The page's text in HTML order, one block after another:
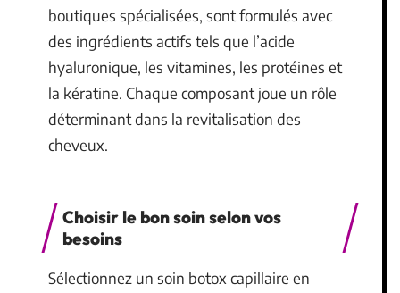
boutiques spécialisées, sont formulés avec
des ingrédients actifs tels que l’acide
hyaluronique, les vitamines, les protéines et
la kératine. Chaque composant joue un rôle
déterminant dans la revitalisation des
cheveux.
Choisir le bon soin selon vos
besoins
Sélectionnez un soin botox capillaire en